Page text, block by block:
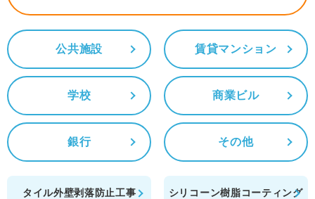
公共施設 賃貸マンション
学校 商業ビル
銀行 その他
タイル外壁剥落防止工事 シリコーン樹脂コーティング